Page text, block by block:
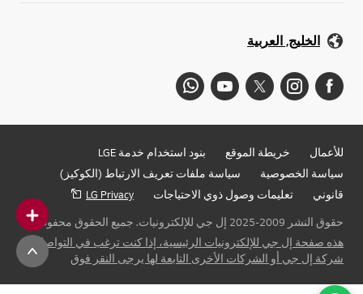
الخليج, العربية
للأعمال خريطة الموقع
بنود استخدام خدمة LGE
سياسة الخصوصية
سياسة ملفات تعريف الارتباط (الكوكيز)
قانوني
تعليمات وصول ذوي الاحتياجات
LG Privacy
حقوق النشر 2009-2025 إل جي للإلكترونيات. جميع الحقوق محفوظة
هذه صفحة إل جي للإلكترونيات الرئيسية، إذا كنت ترغب في التواصل مع
شركة إل جي أو الشركات الأخرى التابعة لها يرجى النقر فوق